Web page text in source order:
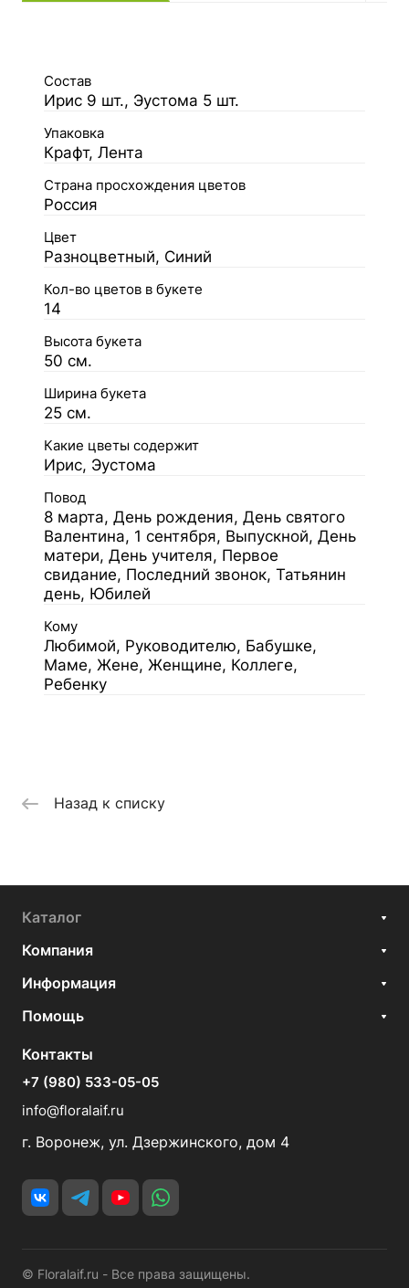
Состав
Ирис 9 шт., Эустома 5 шт.
Упаковка
Крафт, Лента
Страна просхождения цветов
Россия
Цвет
Разноцветный, Синий
Кол-во цветов в букете
14
Высота букета
50 см.
Ширина букета
25 см.
Какие цветы содержит
Ирис, Эустома
Повод
8 марта, День рождения, День святого
Валентина, 1 сентября, Выпускной, День
матери, День учителя, Первое
свидание, Последний звонок, Татьянин
день, Юбилей
Кому
Любимой, Руководителю, Бабушке,
Маме, Жене, Женщине, Коллеге,
Ребенку
Назад к списку
Каталог
Компания
Информация
Помощь
Контакты
+7 (980) 533-05-05
info@floralaif.ru
г. Воронеж, ул. Дзержинского, дом 4
© Floralaif.ru - Все права защищены.